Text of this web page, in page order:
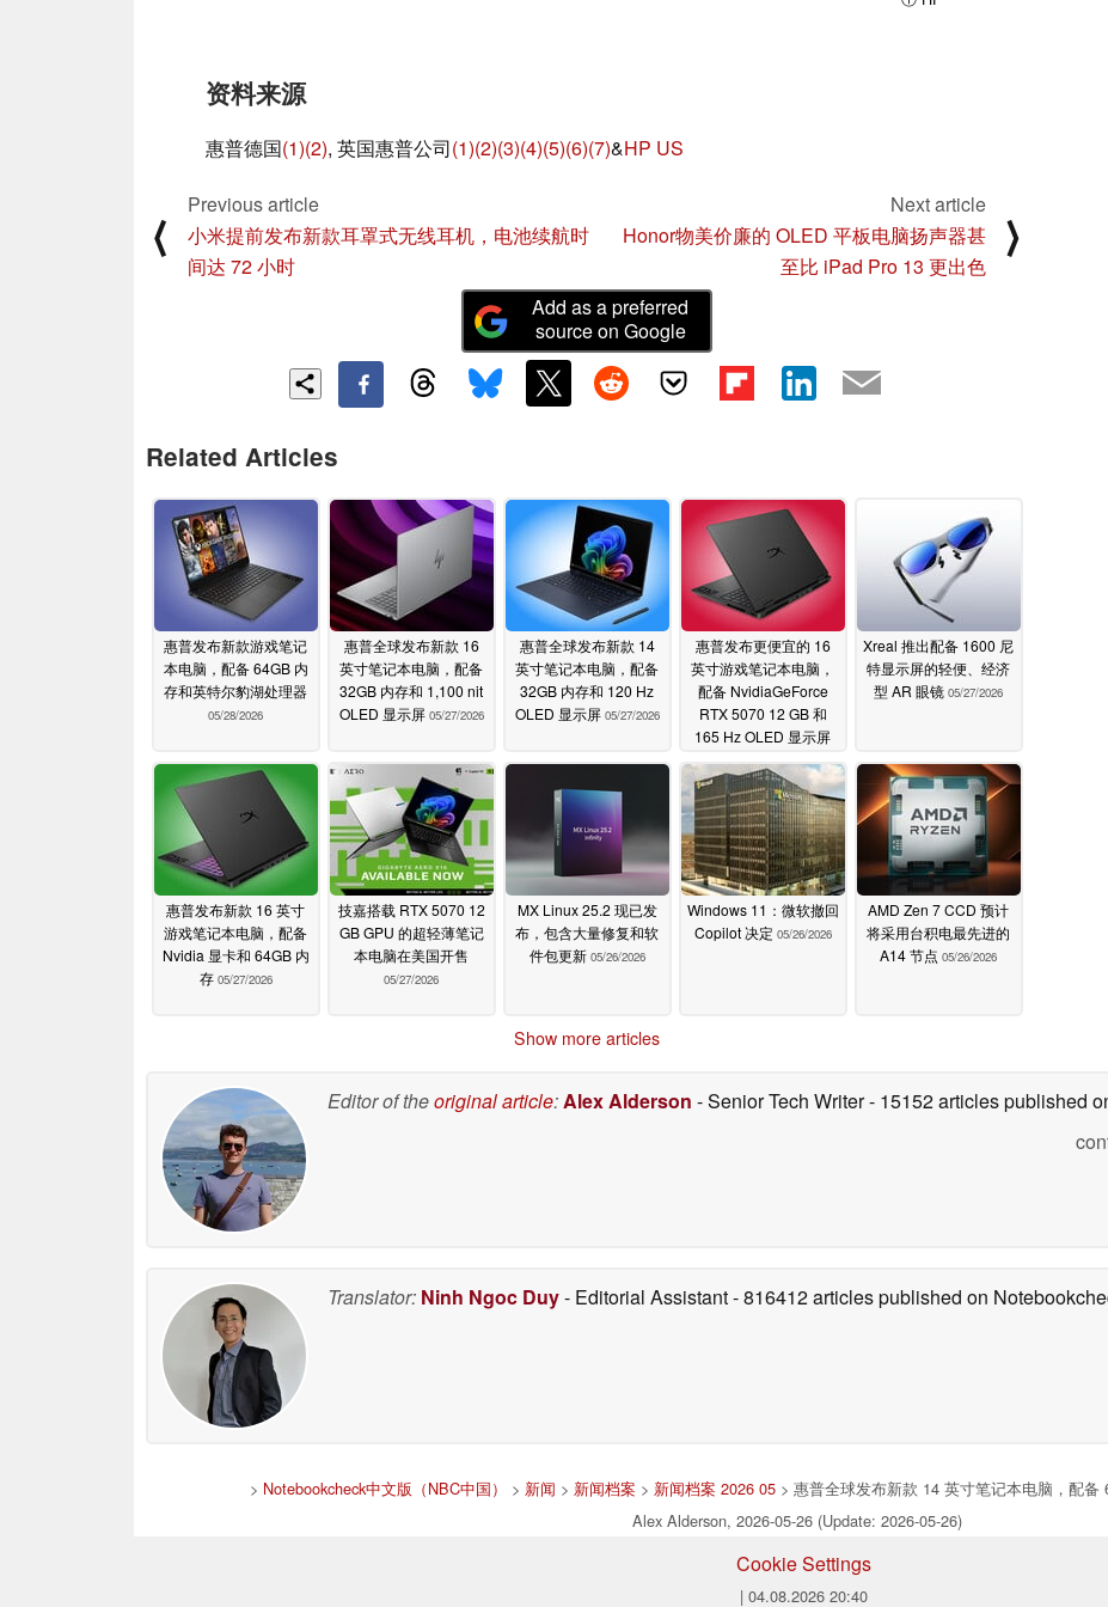
资料来源
惠普德国(1)(2), 英国惠普公司(1)(2)(3)(4)(5)(6)(7)&HP US
⟨
Previous article
小米提前发布新款耳罩式无线耳机，电池续航时
间达 72 小时
Next article
Honor物美价廉的 OLED 平板电脑扬声器甚
至比 iPad Pro 13 更出色
⟩
Add as a preferred
source on Google
Related Articles
惠普发布新款游戏笔记
本电脑，配备 64GB 内
存和英特尔豹湖处理器
05/28/2026
惠普全球发布新款 16
英寸笔记本电脑，配备
32GB 内存和 1,100 nit
OLED 显示屏 05/27/2026
惠普全球发布新款 14
英寸笔记本电脑，配备
32GB 内存和 120 Hz
OLED 显示屏 05/27/2026
惠普发布更便宜的 16
英寸游戏笔记本电脑，
配备 NvidiaGeForce
RTX 5070 12 GB 和
165 Hz OLED 显示屏
05/27/2026
Xreal 推出配备 1600 尼
特显示屏的轻便、经济
型 AR 眼镜 05/27/2026
惠普发布新款 16 英寸
游戏笔记本电脑，配备
Nvidia 显卡和 64GB 内
存 05/27/2026
技嘉搭载 RTX 5070 12
GB GPU 的超轻薄笔记
本电脑在美国开售
05/27/2026
MX Linux 25.2 现已发
布，包含大量修复和软
件包更新 05/26/2026
Windows 11：微软撤回
Copilot 决定 05/26/2026
AMD Zen 7 CCD 预计
将采用台积电最先进的
A14 节点 05/26/2026
Show more articles
Editor of theoriginal article:Alex Alderson - Senior Tech Writer- 15152 articles published
Translator: Ninh Ngoc Duy- Editorial Assistant- 816412 articles published on
> Notebookcheck中文版（NBC中国） > 新闻 > 新闻档案 > 新闻档案 2026 05 > 惠普全球发布新款 14 英寸笔记本电脑，配
Alex Alderson, 2026-05-26 (Update: 2026-05-26)
Cookie Settings
| 04.08.2026 20:40